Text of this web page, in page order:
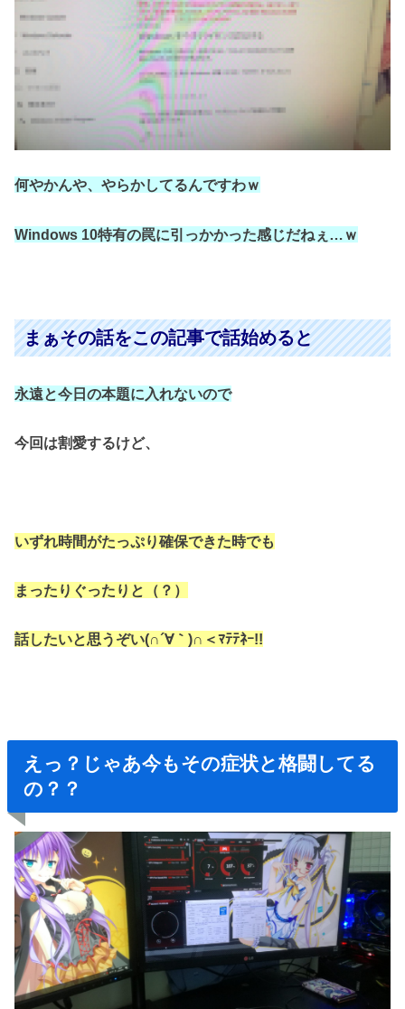
何やかんや、やらかしてるんですわｗ
Windows 10特有の罠に引っかかった感じだねぇ…ｗ
まぁその話をこの記事で話始めると
永遠と今日の本題に入れないので
今回は割愛するけど、
いずれ時間がたっぷり確保できた時でも
まったりぐったりと（？）
話したいと思うぞい(∩´∀｀)∩＜ﾏﾃﾃﾈｰ!!
えっ？じゃあ今もその症状と格闘してる
の？？